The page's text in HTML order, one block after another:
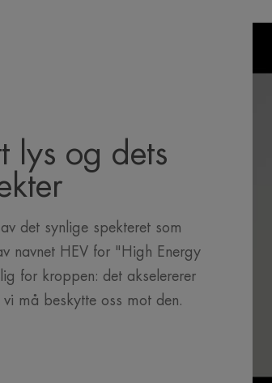
lys og dets
det synlige spekteret som
navnet HEV for "High Energy
for kroppen: det akselererer
må beskytte oss mot den.